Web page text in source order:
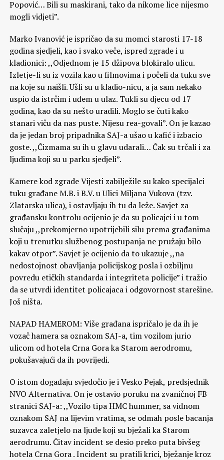
Popović… Bili su maskirani, tako da nikome lice nijesmo
mogli vidjeti”.
Marko Ivanović je ispričao da su momci starosti 17-18
godina sjedjeli, kao i svako veče, ispred zgrade i u
kladionici: ,,Odjednom je 15 džipova blokiralo ulicu.
Izletje-li su iz vozila kao u filmovima i počeli da tuku sve
na koje su naišli. Ušli su u kladio-nicu, a ja sam nekako
uspio da istrčim i uđem u ulaz. Tukli su djecu od 17
godina, kao da su nešto uradili. Moglo se čuti kako
stanari viču da nas puste. Nijesu rea-govali”. On je kazao
da je jedan broj pripadnika SAJ-a ušao u kafić i izbacio
goste. ,,Čizmama su ih u glavu udarali… Čak su trčali i za
ljudima koji su u parku sjedjeli”.
Kamere kod zgrade Vijesti zabilježile su kako specijalci
tuku građane M.B. i B.V. u Ulici Miljana Vukova (tzv.
Zlatarska ulica), i ostavljaju ih tu da leže. Savjet za
građansku kontrolu ocijenio je da su policajci i u tom
slučaju ,,prekomjerno upotrijebili silu prema građanima
koji u trenutku službenog postupanja ne pružaju bilo
kakav otpor”. Savjet je ocijenio da to ukazuje ,,na
nedostojnost obavljanja policijskog posla i ozbiljnu
povredu etičkih standarda i integriteta policije” i tražio
da se utvrdi identitet policajaca i odgovornost starešine.
Još ništa.
NAPAD HAMEROM: Više građana ispričalo je da ih je
vozač hamera sa oznakom SAJ-a, tim vozilom jurio
ulicom od hotela Crna Gora ka Starom aerodromu,
pokušavajući da ih povrijedi.
O istom događaju svjedočio je i Vesko Pejak, predsjednik
NVO Alternativa. On je ostavio poruku na zvaničnoj FB
stranici SAJ-a: ,,Vozilo tipa HMC hummer, sa vidnom
oznakom SAJ na lijevim vratima, se odmah posle bacanja
suzavca zaletjelo na ljude koji su bježali ka Starom
aerodrumu. Čitav incident se desio preko puta bivšeg
hotela Crna Gora . Incident su pratili krici, bježanje kroz